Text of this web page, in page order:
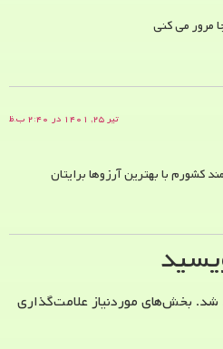
مرور می کنی
تیر ۲۵, ۱۴۰۱ در ۲:۴۰ ب.ظ
کشورم با بهترین آرزوها برایتان
شد. بخش‌های موردنیاز علامت‌گذاری